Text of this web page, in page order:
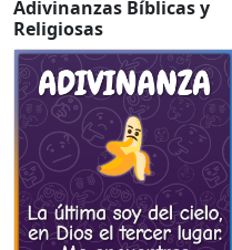
Adivinanzas Bíblicas y
Religiosas